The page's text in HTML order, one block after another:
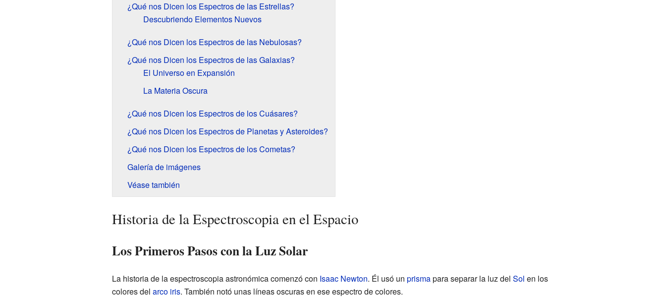
¿Qué nos Dicen los Espectros de las Estrellas?
Descubriendo Elementos Nuevos
¿Qué nos Dicen los Espectros de las Nebulosas?
¿Qué nos Dicen los Espectros de las Galaxias?
El Universo en Expansión
La Materia Oscura
¿Qué nos Dicen los Espectros de los Cuásares?
¿Qué nos Dicen los Espectros de Planetas y Asteroides?
¿Qué nos Dicen los Espectros de los Cometas?
Galería de imágenes
Véase también
Historia de la Espectroscopia en el Espacio
Los Primeros Pasos con la Luz Solar
La historia de la espectroscopia astronómica comenzó con Isaac Newton. Él usó un prismapara separar la luz del Sol en los
colores del arco iris. También notó unas líneas oscuras en ese espectro de colores.